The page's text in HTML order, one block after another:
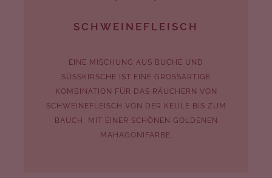
SCHWEINEFLEISCH
EINE MISCHUNG AUS BUCHE UND
SÜSSKIRSCHE IST EINE GROSSARTIGE
KOMBINATION FÜR DAS RÄUCHERN VON
SCHWEINEFLEISCH VON DER KEULE BIS ZUM
BAUCH, MIT EINER SCHÖNEN GOLDENEN
MAHAGONIFARBE.